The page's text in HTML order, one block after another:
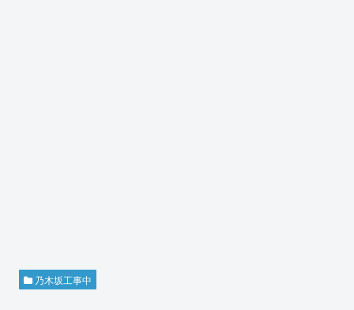
乃木坂工事中